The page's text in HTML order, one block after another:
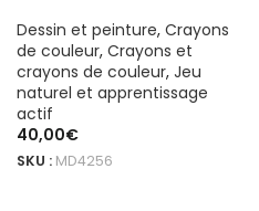
Dessin et peinture, Crayons
de couleur, Crayons et
crayons de couleur, Jeu
naturel et apprentissage
actif
40,00€
SKU : MD4256